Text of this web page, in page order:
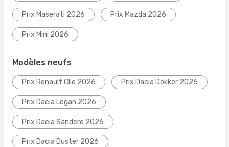
Prix Maserati 2026 Prix Mazda 2026
Prix Mini 2026
Modèles neufs
Prix Renault Clio 2026 Prix Dacia Dokker 2026
Prix Dacia Logan 2026
Prix Dacia Sandero 2026
Prix Dacia Duster 2026